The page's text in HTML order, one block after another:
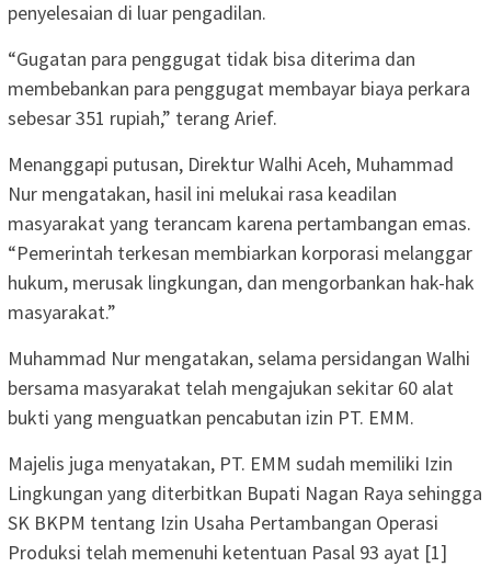
penyelesaian di luar pengadilan.
“Gugatan para penggugat tidak bisa diterima dan
membebankan para penggugat membayar biaya perkara
sebesar 351 rupiah,” terang Arief.
Menanggapi putusan, Direktur Walhi Aceh, Muhammad
Nur mengatakan, hasil ini melukai rasa keadilan
masyarakat yang terancam karena pertambangan emas.
“Pemerintah terkesan membiarkan korporasi melanggar
hukum, merusak lingkungan, dan mengorbankan hak-hak
masyarakat.”
Muhammad Nur mengatakan, selama persidangan Walhi
bersama masyarakat telah mengajukan sekitar 60 alat
bukti yang menguatkan pencabutan izin PT. EMM.
Majelis juga menyatakan, PT. EMM sudah memiliki Izin
Lingkungan yang diterbitkan Bupati Nagan Raya sehingga
SK BKPM tentang Izin Usaha Pertambangan Operasi
Produksi telah memenuhi ketentuan Pasal 93 ayat [1]